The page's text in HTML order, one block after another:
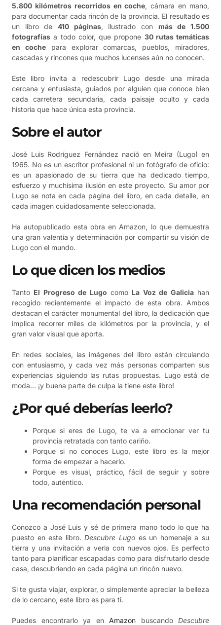
5.800 kilómetros recorridos en coche, cámara en mano,
para documentar cada rincón de la provincia. El resultado es
un libro de 410 páginas, ilustrado con más de 1.500
fotografías a todo color, que propone 30 rutas temáticas
en cochepara explorar comarcas, pueblos, miradores,
cascadas y rincones que muchos lucenses aún no conocen.
Este libro invita a redescubrir Lugo desde una mirada
cercana y entusiasta, guiados por alguien que conoce bien
cada carretera secundaria, cada paisaje oculto y cada
historia que hace única esta provincia.
Sobre el autor
José Luis Rodríguez Fernández nació en Meira (Lugo) en
1965. No es un escritor profesional ni un fotógrafo de oficio:
es un apasionado de su tierra que ha dedicado tiempo,
esfuerzo y muchísima ilusión en este proyecto. Su amor por
Lugo se nota en cada página del libro, en cada detalle, en
cada imagen cuidadosamente seleccionada.
Ha autopublicado esta obra en Amazon, lo que demuestra
una gran valentía y determinación por compartir su visión de
Lugo con el mundo.
Lo que dicen los medios
Tanto El Progreso de Lugo como La Voz de Galiciahan
recogido recientemente el impacto de esta obra. Ambos
destacan el carácter monumental del libro, la dedicación que
implica recorrer miles de kilómetros por la provincia, y el
gran valor visual que aporta.
En redes sociales, las imágenes del libro están circulando
con entusiasmo, y cada vez más personas comparten sus
experiencias siguiendo las rutas propuestas. Lugo está de
moda… ¡y buena parte de culpa la tiene este libro!
¿Por qué deberías leerlo?
Porque si eres de Lugo, te va a emocionar ver tu
provincia retratada con tanto cariño.
Porque si no conoces Lugo, este libro es la mejor
forma de empezar a hacerlo.
Porque es visual, práctico, fácil de seguir y sobre
todo, auténtico.
Una recomendación personal
Conozco a José Luis y sé de primera mano todo lo que ha
puesto en este libro.Descubre Lugo es un homenaje a su
tierra y una invitación a verla con nuevos ojos. Es perfecto
tanto para planificar escapadas como para disfrutarlo desde
casa, descubriendo en cada página un rincón nuevo.
Si te gusta viajar, explorar, o simplemente apreciar la belleza
de lo cercano, este libro es para ti.
Puedes encontrarlo ya en Amazon buscando Descubre